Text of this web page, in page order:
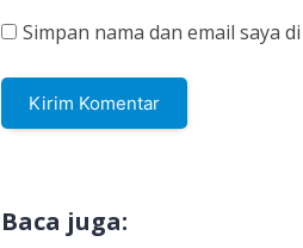
Simpan nama dan email saya
Baca juga: